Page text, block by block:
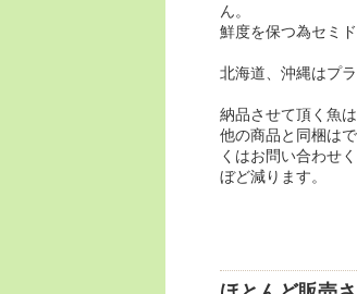
ん。
鮮度を保つ為セミ
北海道、沖縄はプ
納品させて頂く魚
他の商品と同梱は
くはお問い合わせ
ぼど減ります。